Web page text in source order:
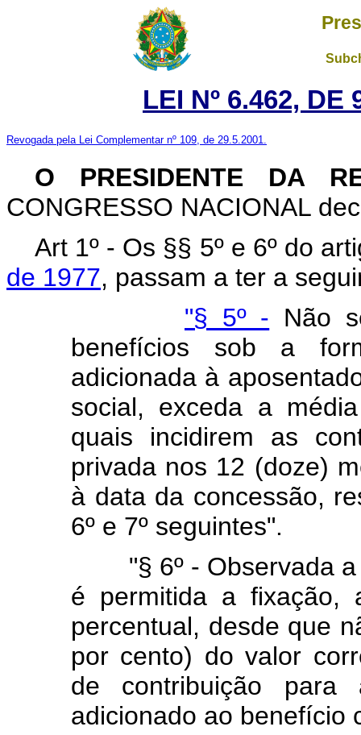
LEI Nº 6.462, DE
Revogada pela Lei Complementar nº 109, de 29.5.2001.
O PRESIDENTE DA
CONGRESSO NACIONAL
Art 1º - Os §§ 5º e 6º do
de 1977, passam a ter a
"§ 5º - Não
benefícios sob a
adicionada à
social, exceda a
quais incidirem as
privada nos 12 (doze)
à data da concessão,
6º e 7º seguintes".
"§ 6º - Observada a
é permitida a fixação,
percentual, desde que
por cento) do valor
de contribuição
adicionado ao benefício